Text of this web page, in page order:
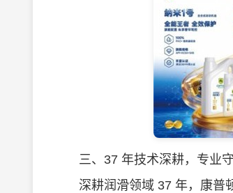
三、37 年技术深耕，专业
深耕润滑领域 37 年，康普顿